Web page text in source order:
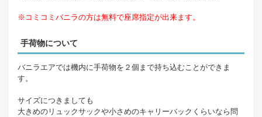
※コミコミバニラの方は無料で座席指定が出来ます。
手荷物について
バニラエアでは機内に手荷物を２個まで持ち込むことができま
す。
サイズにつきましても
大きめのリュックサックや小さめのキャリーバックくらいなら問